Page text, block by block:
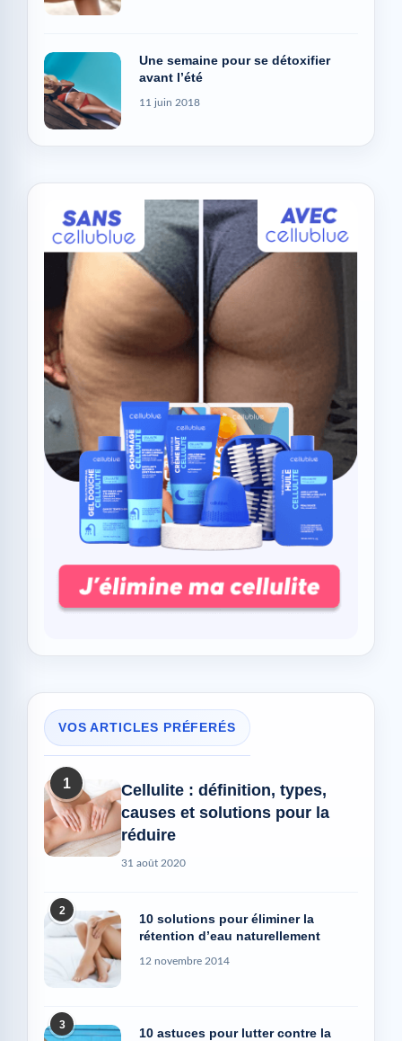
Une semaine pour se détoxifier
avant l’été
11 juin 2018
VOS ARTICLES PRÉFERÉS
1
Cellulite : définition, types,
causes et solutions pour la
réduire
31 août 2020
2
10 solutions pour éliminer la
rétention d’eau naturellement
12 novembre 2014
3
10 astuces pour lutter contre la